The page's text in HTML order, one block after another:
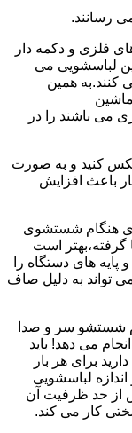
رسانند.
فلزی و دکمه دار
لباسشویی می
کنند.به همین
می باشند را در
کنید و به صورت
باعث افزایش
هنگام شستشوی
گرفته،بهتر است
های دستگاه را
تواند به دلیل صاف
شستشو سر و صدا
می دهد! باید
برای هر بار
لباسشویی
از حد ظرفیت آن
کار می کند.